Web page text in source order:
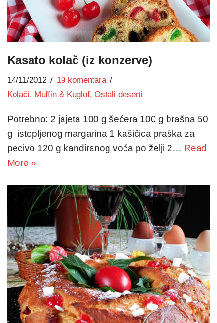
Kasato kolač (iz konzerve)
14/11/2012
19 komentara
Kolači, Muffin & Kuglof, Ostali deserti
Potrebno: 2 jajeta 100 g šećera 100 g brašna 50
g istopljenog margarina 1 kašičica praška za
pecivo 120 g kandiranog voća po želji 2… Read
More »